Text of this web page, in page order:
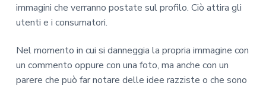
immagini che verranno postate sul profilo. Ciò attira gli
utenti e i consumatori.
Nel momento in cui si danneggia la propria immagine con
un commento oppure con una foto, ma anche con un
parere che può far notare delle idee razziste o che sono